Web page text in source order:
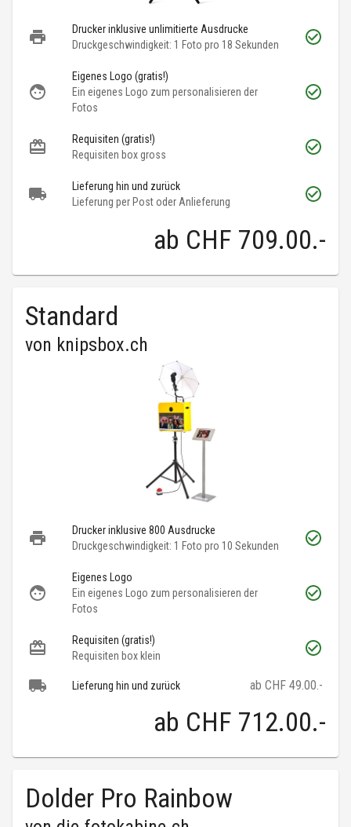
Drucker inklusive unlimitierte Ausdrucke
Druckgeschwindigkeit: 1 Foto pro 18 Sekunden
Eigenes Logo (gratis!)
Ein eigenes Logo zum personalisieren der
Fotos
Requisiten (gratis!)
Requisiten box gross
Lieferung hin und zurück
Lieferung per Post oder Anlieferung
ab CHF 709.00.-
Standard
von knipsbox.ch
Drucker inklusive 800 Ausdrucke
Druckgeschwindigkeit: 1 Foto pro 10 Sekunden
Eigenes Logo
Ein eigenes Logo zum personalisieren der
Fotos
Requisiten (gratis!)
Requisiten box klein
Lieferung hin und zurück ab CHF 49.00.-
ab CHF 712.00.-
Dolder Pro Rainbow